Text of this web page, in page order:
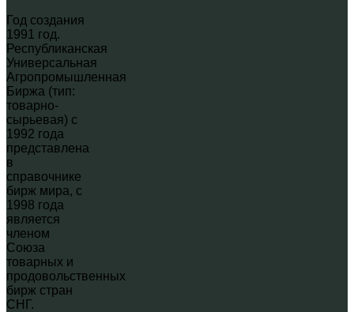
Год создания
1991 год.
Республиканская
Универсальная
Агропромышленная
Биржа (тип:
товарно-
сырьевая) с
1992 года
представлена
в
справочнике
бирж мира, с
1998 года
является
членом
Союза
товарных и
продовольственных
бирж стран
СНГ.